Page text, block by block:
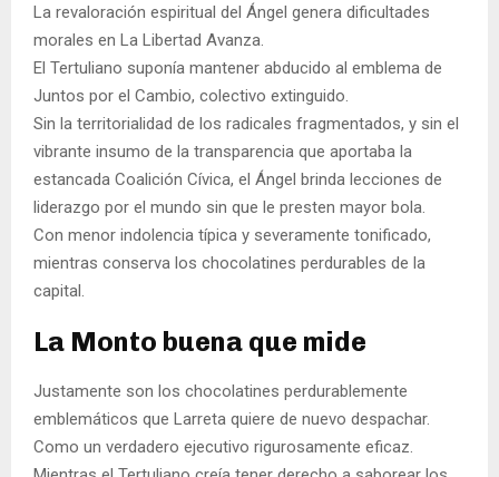
La revaloración espiritual del Ángel genera dificultades
morales en La Libertad Avanza.
El Tertuliano suponía mantener abducido al emblema de
Juntos por el Cambio, colectivo extinguido.
Sin la territorialidad de los radicales fragmentados, y sin el
vibrante insumo de la transparencia que aportaba la
estancada Coalición Cívica, el Ángel brinda lecciones de
liderazgo por el mundo sin que le presten mayor bola.
Con menor indolencia típica y severamente tonificado,
mientras conserva los chocolatines perdurables de la
capital.
La Monto buena que mide
Justamente son los chocolatines perdurablemente
emblemáticos que Larreta quiere de nuevo despachar.
Como un verdadero ejecutivo rigurosamente eficaz.